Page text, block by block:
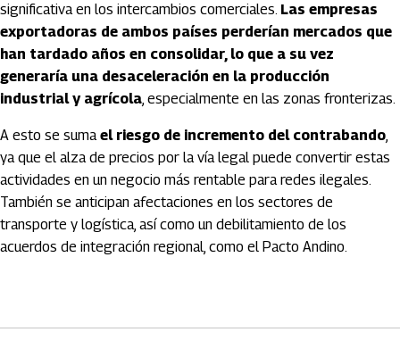
significativa en los intercambios comerciales. Las empresas
exportadoras de ambos países perderían mercados que
han tardado años en consolidar, lo que a su vez
generaría una desaceleración en la producción
industrial y agrícola, especialmente en las zonas fronterizas.
A esto se sumael riesgo de incremento del contrabando,
ya que el alza de precios por la vía legal puede convertir estas
actividades en un negocio más rentable para redes ilegales.
También se anticipan afectaciones en los sectores de
transporte y logística, así como un debilitamiento de los
acuerdos de integración regional, como el Pacto Andino.